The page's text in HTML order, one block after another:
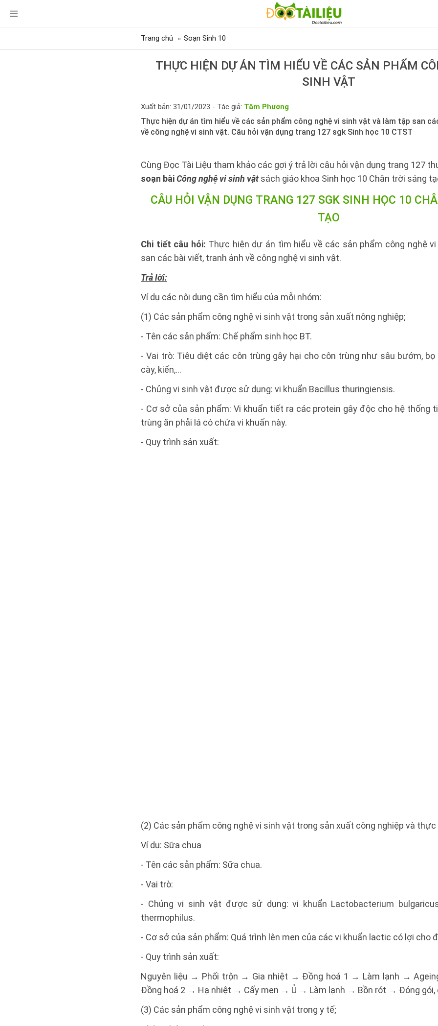
Trang chủ Soạn Sinh 10
THỰC HIỆN DỰ ÁN TÌM HIỂU VỀ CÁC SẢN PHẨM
SINH VẬT
Xuất bản: 31/01/2023 - Tác giả: Tâm Phương
Thực hiện dự án tìm hiểu về các sản phẩm công nghệ vi sinh vật và làm tập san
về công nghệ vi sinh vật. Câu hỏi vận dụng trang 127 sgk Sinh học 10 CTST
Cùng Đọc Tài Liệu tham khảo các gợi ý trả lời câu hỏi vận dụng trang 127
soạn bàiCông nghệ vi sinh vật sách giáo khoa Sinh học 10 Chân trời sáng
CÂU HỎI VẬN DỤNG TRANG 127 SGK SINH HỌC 10
TẠO
Chi tiết câu hỏi: Thực hiện dự án tìm hiểu về các sản phẩm công nghệ
san các bài viết, tranh ảnh về công nghệ vi sinh vật.
Trả lời:
Ví dụ các nội dung cần tìm hiểu của mỗi nhóm:
(1) Các sản phẩm công nghệ vi sinh vật trong sản xuất nông nghiệp;
- Tên các sản phẩm: Chế phẩm sinh học BT.
- Vai trò: Tiêu diệt các côn trùng gây hại cho côn trùng như sâu bướm, bọ
cày, kiến,...
- Chủng vi sinh vật được sử dụng: vi khuẩn Bacillus thuringiensis.
- Cơ sở của sản phẩm: Vi khuẩn tiết ra các protein gây độc cho hệ thống
trùng ăn phải lá có chứa vi khuẩn này.
- Quy trình sản xuất:
(2) Các sản phẩm công nghệ vi sinh vật trong sản xuất công nghiệp và thực
Ví dụ: Sữa chua
- Tên các sản phẩm: Sữa chua.
- Vai trò:
- Chủng vi sinh vật được sử dụng: vi khuẩn Lactobacterium
thermophilus.
- Cơ sở của sản phẩm: Quá trình lên men của các vi khuẩn lactic có lợi cho
- Quy trình sản xuất:
Nguyên liệu → Phối trộn → Gia nhiệt → Đồng hoá 1 → Làm lạnh →
Đồng hoá 2 → Hạ nhiệt → Cấy men → Ủ → Làm lạnh → Bồn rót → Đóng gói,
(3) Các sản phẩm công nghệ vi sinh vật trong y tế;